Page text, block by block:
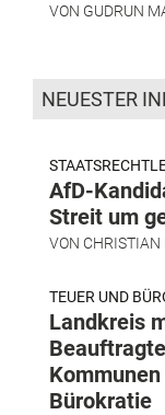
VON GUDRUN
NEUESTER
AfD-
Streit um
VON CHRISTIAN
TEUER UND
Landkreis
Bürokratie